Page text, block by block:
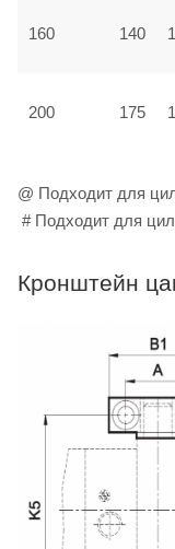
160 140
200 175
@ Подходит для
# Подходит для
Кронштейн